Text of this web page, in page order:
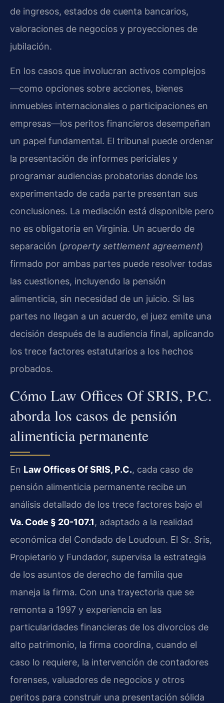
de ingresos, estados de cuenta bancarios,
valoraciones de negocios y proyecciones de
jubilación.
En los casos que involucran activos complejos
—como opciones sobre acciones, bienes
inmuebles internacionales o participaciones en
empresas—los peritos financieros desempeñan
un papel fundamental. El tribunal puede ordenar
la presentación de informes periciales y
programar audiencias probatorias donde los
experimentado de cada parte presentan sus
conclusiones. La mediación está disponible pero
no es obligatoria en Virginia. Un acuerdo de
separación (property settlement agreement)
firmado por ambas partes puede resolver todas
las cuestiones, incluyendo la pensión
alimenticia, sin necesidad de un juicio. Si las
partes no llegan a un acuerdo, el juez emite una
decisión después de la audiencia final, aplicando
los trece factores estatutarios a los hechos
probados.
Cómo Law Offices Of SRIS, P.C.
aborda los casos de pensión
alimenticia permanente
En Law Offices Of SRIS, P.C., cada caso de
pensión alimenticia permanente recibe un
análisis detallado de los trece factores bajo el
Va. Code § 20-107.1, adaptado a la realidad
económica del Condado de Loudoun. El Sr. Sris,
Propietario y Fundador, supervisa la estrategia
de los asuntos de derecho de familia que
maneja la firma. Con una trayectoria que se
remonta a 1997 y experiencia en las
particularidades financieras de los divorcios de
alto patrimonio, la firma coordina, cuando el
caso lo requiere, la intervención de contadores
forenses, valuadores de negocios y otros
peritos para construir una presentación sólida